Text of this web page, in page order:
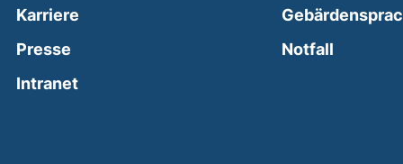
Karriere
Presse
Intranet(external link, opens in a new window)
Notfall